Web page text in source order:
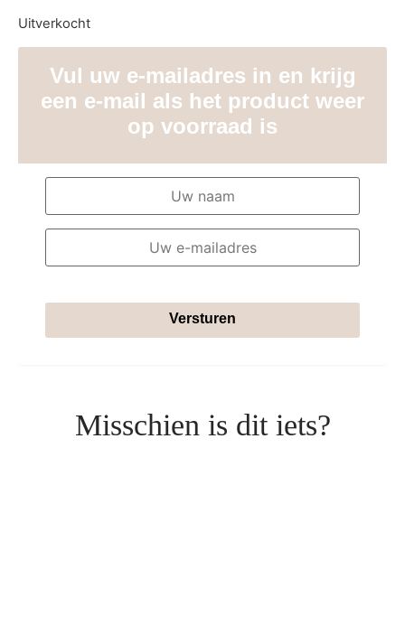
Uitverkocht
Vul uw e-mailadres in en krijg
een e-mail als het product weer
op voorraad is
Versturen
Misschien is dit iets?